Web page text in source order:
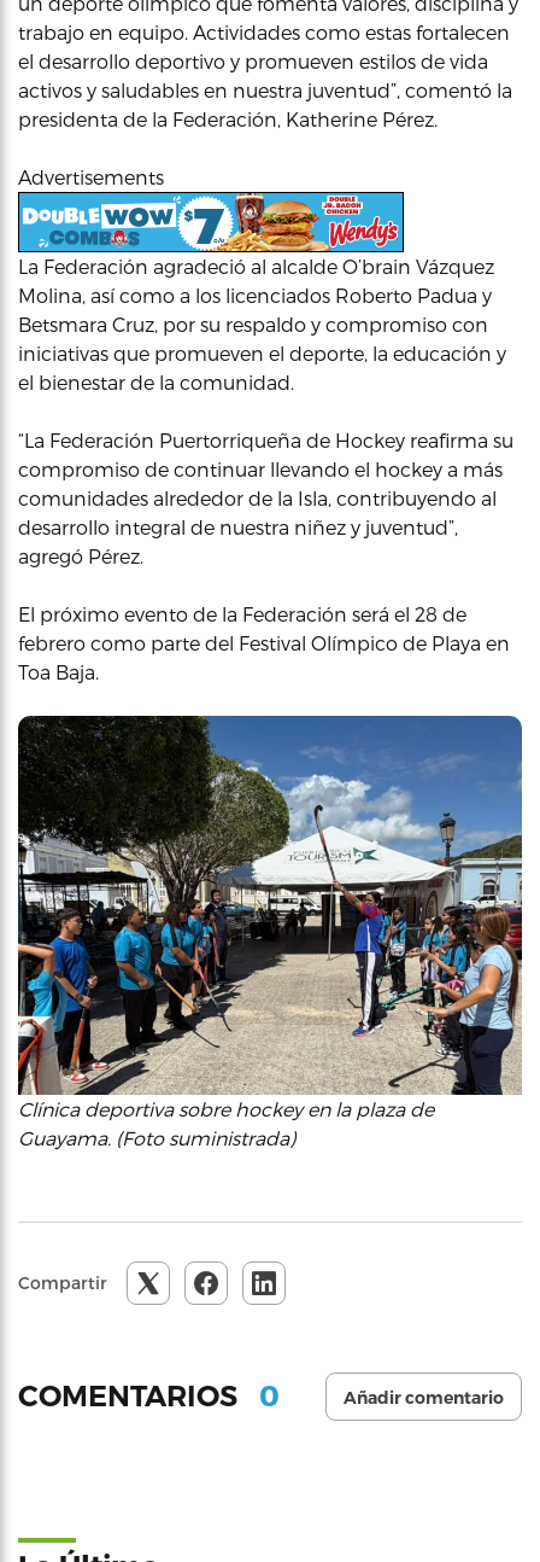
trabajo en equipo. Actividades como estas fortalecen
el desarrollo deportivo y promueven estilos de vida
activos y saludables en nuestra juventud”, comentó la
presidenta de la Federación, Katherine Pérez.
Advertisements
La Federación agradeció al alcalde O’brain Vázquez
Molina, así como a los licenciados Roberto Padua y
Betsmara Cruz, por su respaldo y compromiso con
iniciativas que promueven el deporte, la educación y
el bienestar de la comunidad.
“La Federación Puertorriqueña de Hockey reafirma su
compromiso de continuar llevando el hockey a más
comunidades alrededor de la Isla, contribuyendo al
desarrollo integral de nuestra niñez y juventud”,
agregó Pérez.
El próximo evento de la Federación será el 28 de
febrero como parte del Festival Olímpico de Playa en
Toa Baja.
Clínica deportiva sobre hockey en la plaza de
Guayama. (Foto suministrada)
Compartir
COMENTARIOS 0 Añadir comentario